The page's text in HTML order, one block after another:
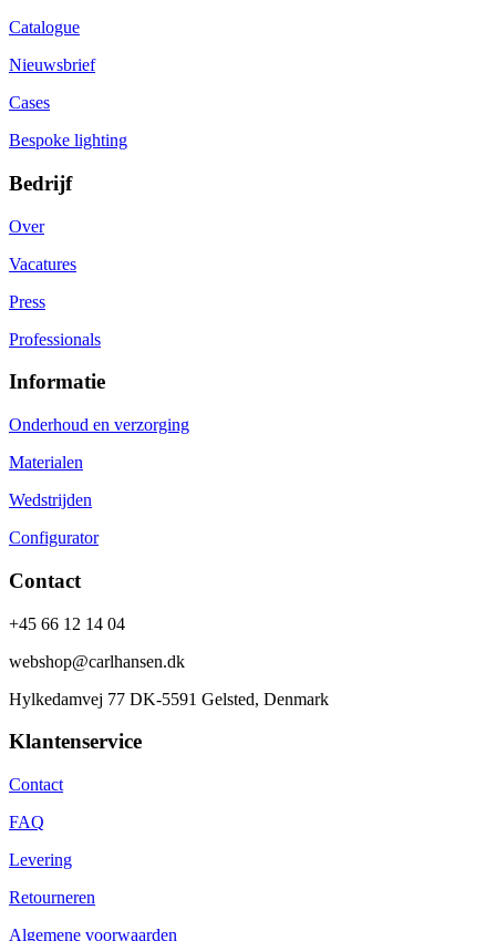
Catalogue
Nieuwsbrief
Cases
Bespoke lighting
Bedrijf
Over
Vacatures
Press
Professionals
Informatie
Onderhoud en verzorging
Materialen
Wedstrijden
Configurator
Contact
+45 66 12 14 04
webshop@carlhansen.dk
Hylkedamvej 77 DK-5591 Gelsted, Denmark
Klantenservice
Contact
FAQ
Levering
Retourneren
Algemene voorwaarden